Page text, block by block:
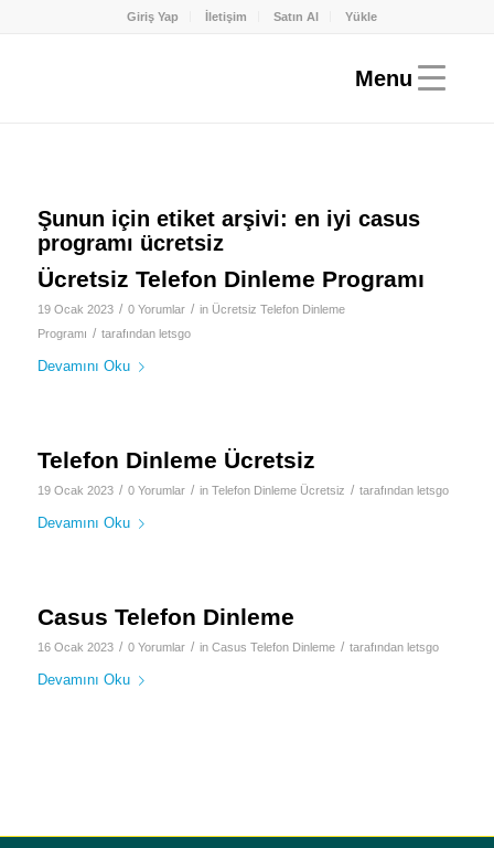
Giriş Yap İletişim Satın Al Yükle
Şunun için etiket arşivi: en iyi casus
programı ücretsiz
Ücretsiz Telefon Dinleme Programı
19 Ocak 2023 / 0 Yorumlar / in Ücretsiz Telefon Dinleme
Programı / tarafından letsgo
Devamını Oku
Telefon Dinleme Ücretsiz
19 Ocak 2023 / 0 Yorumlar / in Telefon Dinleme Ücretsiz / tarafından letsgo
Devamını Oku
Casus Telefon Dinleme
16 Ocak 2023 / 0 Yorumlar / in Casus Telefon Dinleme / tarafından letsgo
Devamını Oku